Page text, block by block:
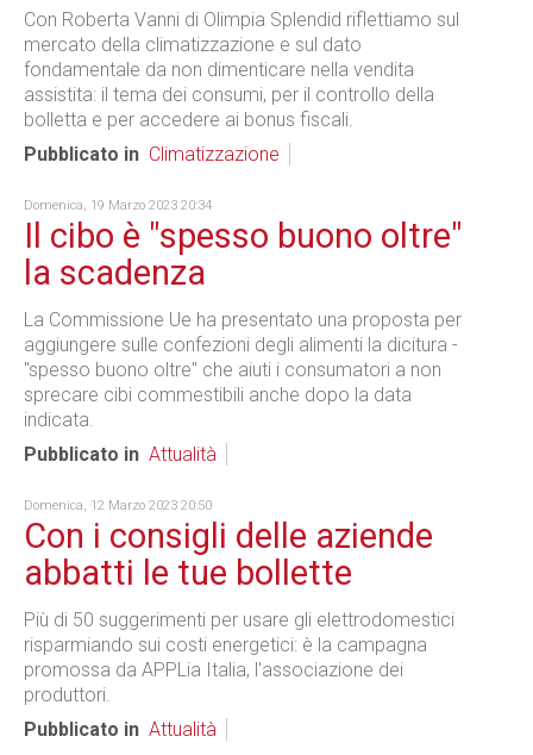
Con Roberta Vanni di Olimpia Splendid riflettiamo sul
mercato della climatizzazione e sul dato
fondamentale da non dimenticare nella vendita
assistita: il tema dei consumi, per il controllo della
bolletta e per accedere ai bonus fiscali.
Pubblicato in Climatizzazione
Domenica, 19 Marzo 2023 20:34
Il cibo è "spesso buono oltre"
la scadenza
La Commissione Ue ha presentato una proposta per
aggiungere sulle confezioni degli alimenti la dicitura -
"spesso buono oltre" che aiuti i consumatori a non
sprecare cibi commestibili anche dopo la data
indicata.
Pubblicato in Attualità
Domenica, 12 Marzo 2023 20:50
Con i consigli delle aziende
abbatti le tue bollette
Più di 50 suggerimenti per usare gli elettrodomestici
risparmiando sui costi energetici: è la campagna
promossa da APPLia Italia, l'associazione dei
produttori.
Pubblicato in Attualità